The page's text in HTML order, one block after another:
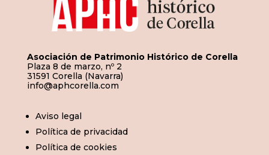
Asociación de Patrimonio Histórico de Corella
Plaza 8 de marzo, nº 2
31591 Corella (Navarra)
info@aphcorella.com
Aviso legal
Política de privacidad
Política de cookies